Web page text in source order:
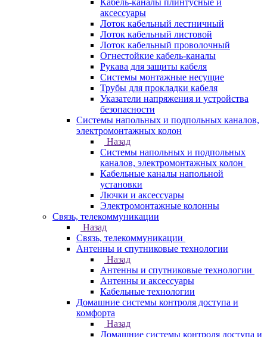
Кабель-каналы плинтусные и
аксессуары
Лоток кабельный лестничный
Лоток кабельный листовой
Лоток кабельный проволочный
Огнестойкие кабель-каналы
Рукава для защиты кабеля
Системы монтажные несущие
Трубы для прокладки кабеля
Указатели напряжения и устройства
безопасности
Системы напольных и подпольных каналов,
электромонтажных колон
Назад
Системы напольных и подпольных
каналов, электромонтажных колон
Кабельные каналы напольной
установки
Лючки и аксессуары
Электромонтажные колонны
Связь, телекоммуникации
Назад
Связь, телекоммуникации
Антенны и спутниковые технологии
Назад
Антенны и спутниковые технологии
Антенны и аксессуары
Кабельные технологии
Домашние системы контроля доступа и
комфорта
Назад
Домашние системы контроля доступа и